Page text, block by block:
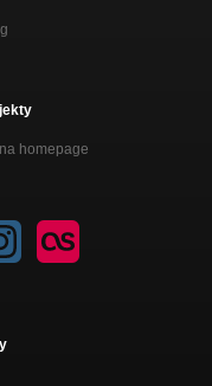
homepage